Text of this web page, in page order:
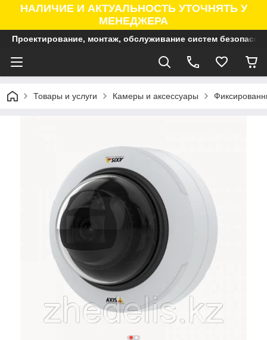
НАЛИЧИЕ И АКТУАЛЬНОСТЬ УТОЧНЯТЬ У
МЕНЕДЖЕРА
Проектирование, монтаж, обслуживание систем
Товары и услуги Камеры и аксессуары